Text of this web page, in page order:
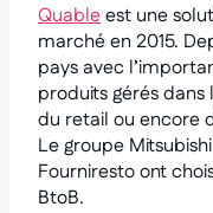
Quableest une
marché en 2015.
pays avec
produits gérés
du retail ou encore
Le groupe
Fourniresto ont
BtoB.